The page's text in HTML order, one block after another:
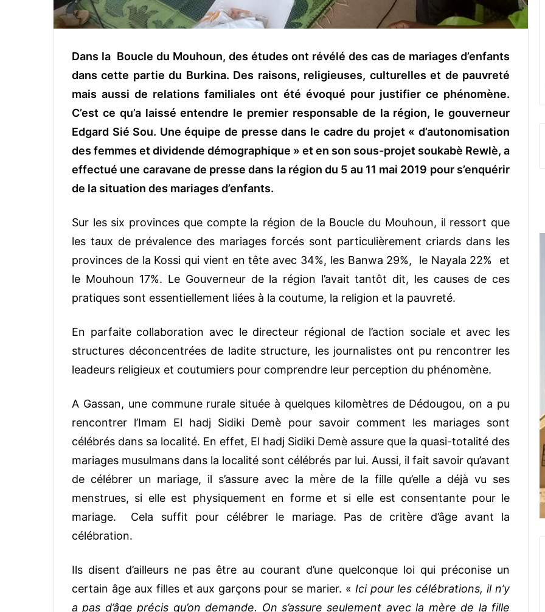
Dans la Boucle du Mouhoun, des études ont révélé des cas de mariages d’enfants
dans cette partie du Burkina. Des raisons, religieuses, culturelles et de pauvreté
mais aussi de relations familiales ont été évoqué pour justifier ce phénomène.
C’est ce qu’a laissé entendre le premier responsable de la région, le gouverneur
Edgard Sié Sou. Une équipe de presse dans le cadre du projet « d’autonomisation
des femmes et dividende démographique » et en son sous-projet soukabè Rewlè, a
effectué une caravane de presse dans la région du 5 au 11 mai 2019 pour s’enquérir
de la situation des mariages d’enfants.
Sur les six provinces que compte la région de la Boucle du Mouhoun, il ressort que
les taux de prévalence des mariages forcés sont particulièrement criards dans les
provinces de la Kossi qui vient en tête avec 34%, les Banwa 29%, le Nayala 22% et
le Mouhoun 17%. Le Gouverneur de la région l’avait tantôt dit, les causes de ces
pratiques sont essentiellement liées à la coutume, la religion et la pauvreté.
En parfaite collaboration avec le directeur régional de l’action sociale et avec les
structures déconcentrées de ladite structure, les journalistes ont pu rencontrer les
leadeurs religieux et coutumiers pour comprendre leur perception du phénomène.
A Gassan, une commune rurale située à quelques kilomètres de Dédougou, on a pu
rencontrer l’Imam El hadj Sidiki Demè pour savoir comment les mariages sont
célébrés dans sa localité. En effet, El hadj Sidiki Demè assure que la quasi-totalité des
mariages musulmans dans la localité sont célébrés par lui. Aussi, il fait savoir qu’avant
de célébrer un mariage, il s’assure avec la mère de la fille qu’elle a déjà vu ses
menstrues, si elle est physiquement en forme et si elle est consentante pour le
mariage. Cela suffit pour célébrer le mariage. Pas de critère d’âge avant la
célébration.
Ils disent d’ailleurs ne pas être au courant d’une quelconque loi qui préconise un
certain âge aux filles et aux garçons pour se marier. « Ici pour les célébrations, il n’y
a pas d’âge précis qu’on demande. On s’assure seulement avec la mère de la fille